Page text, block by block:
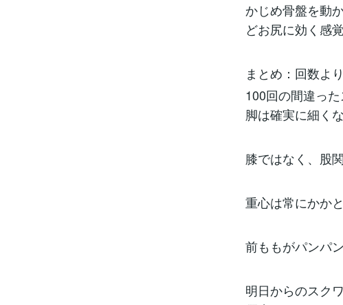
かじめ骨盤を動
どお尻に効く感
まとめ：回数よ
100回の間違っ
脚は確実に細く
膝ではなく、股
重心は常にかか
前ももがパンパ
明日からのスク